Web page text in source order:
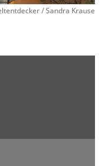
/ Sandra Krause